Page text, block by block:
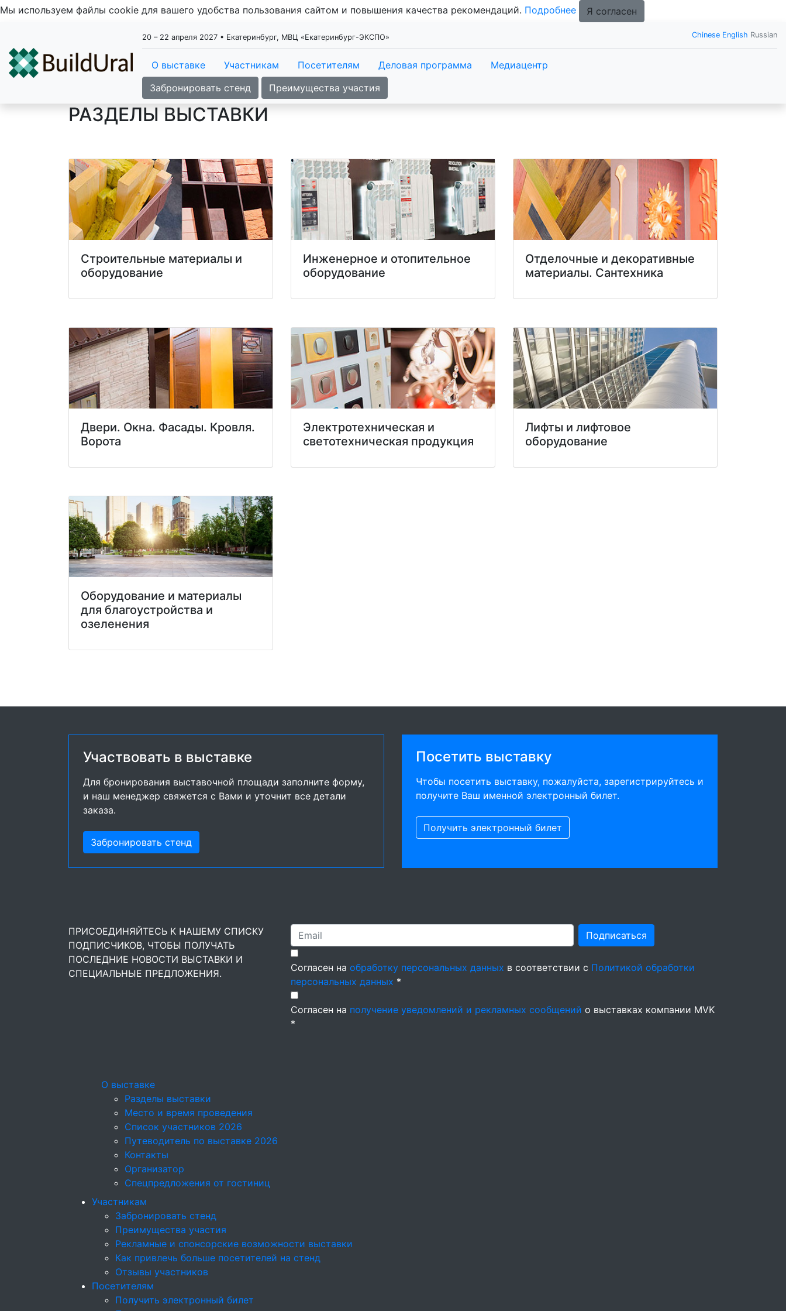
Мы используем файлы cookie для вашего удобства пользования сайтом и повышения качества рекомендаций. Подробнее Я согласен
20 – 22 апреля 2027 • Екатеринбург, МВЦ «Екатеринбург-ЭКСПО» Chinese English Russian
О выставке Участникам Посетителям Деловая программа
Медиацентр
Забронировать стенд
Преимущества участия
РАЗДЕЛЫ ВЫСТАВКИ
Строительные материалы и
оборудование
Инженерное и отопительное
оборудование
Отделочные и декоративные
материалы. Сантехника
Двери. Окна. Фасады. Кровля.
Ворота
Электротехническая и
светотехническая продукция
Лифты и лифтовое
оборудование
Оборудование и материалы
для благоустройства и
озеленения
Участвовать в выставке
Для бронирования выставочной площади заполните форму,
и наш менеджер свяжется с Вами и уточнит все детали
заказа.
Забронировать стенд
Посетить выставку
Чтобы посетить выставку, пожалуйста, зарегистрируйтесь и
получите Ваш именной электронный билет.
Получить электронный билет
ПРИСОЕДИНЯЙТЕСЬ К НАШЕМУ СПИСКУ
ПОДПИСЧИКОВ, ЧТОБЫ ПОЛУЧАТЬ
ПОСЛЕДНИЕ НОВОСТИ ВЫСТАВКИ И
СПЕЦИАЛЬНЫЕ ПРЕДЛОЖЕНИЯ.
Подписаться
Согласен на обработку персональных данных в соответствии с Политикой обработки
персональных данных *
Согласен на получение уведомлений и рекламных сообщений о выставках компании MVK
*
О выставке
Разделы выставки
Место и время проведения
Список участников 2026
Путеводитель по выставке 2026
Контакты
Организатор
Спецпредложения от гостиниц
Участникам
Забронировать стенд
Преимущества участия
Рекламные и спонсорские возможности выставки
Как привлечь больше посетителей на стенд
Отзывы участников
Посетителям
Получить электронный билет